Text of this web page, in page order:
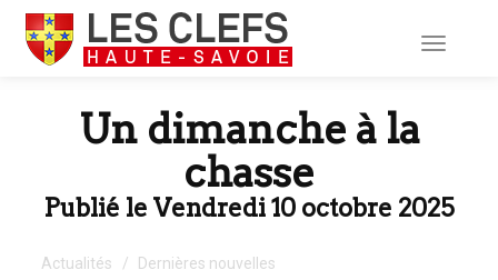
Toggle
Un dimanche à la
chasse
Publié le Vendredi 10 octobre 2025
Actualités
Dernières nouvelles